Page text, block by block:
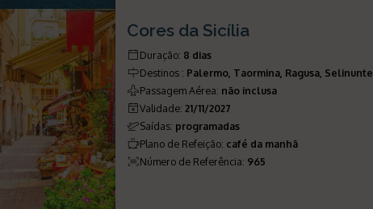
Cores da Sicília
Duração: 8 dias
Destinos : Palermo, Taormina, Ragusa, Selinunte
Passagem Aérea: não inclusa
Validade:21/11/2027
Saídas: programadas
Plano de Refeição: café da manhã
Número de Referência: 965